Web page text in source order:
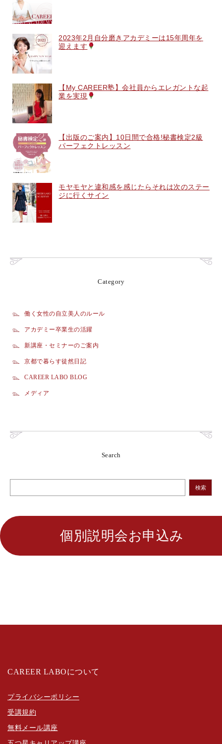
2023年2月自分磨きアカデミーは15年周年を
迎えます
【My CAREER塾】会社員からエレガントな起
業を実現
【出版のご案内】10日間で合格!秘書検定2級
パーフェクトレッスン
モヤモヤと違和感を感じたらそれは次のステー
ジに行くサイン
Category
働く女性の自立美人のルール
アカデミー卒業生の活躍
新講座・セミナーのご案内
京都で暮らす徒然日記
CAREER LABO BLOG
メディア
Search
検索
個別説明会お申込み
CAREER LABOについて
プライバシーポリシー
受講規約
無料メール講座